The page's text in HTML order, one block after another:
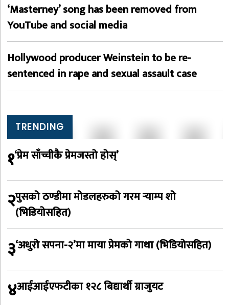
‘Masterney’ song has been removed from
YouTube and social media
Hollywood producer Weinstein to be re-
sentenced in rape and sexual assault case
TRENDING
१‘प्रेम साँच्चीकै प्रेमजस्तो होस्’
२पुसको ठण्डीमा मोडलहरुको गरम र्‍याम्प शो
(भिडियोसहित)
३‘अधुरो सपना-२’मा माया प्रेमको गाथा (भिडियोसहित)
४आईआईएफटीका १२८ बिद्यार्थी ग्राजुयट